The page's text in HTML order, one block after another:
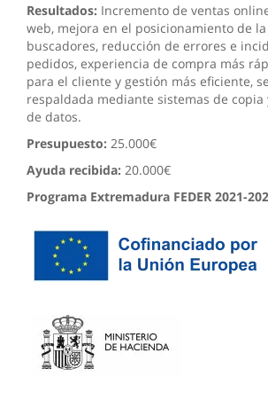
Resultados: Incremento de ventas
web, mejora en el posicionamiento de
buscadores, reducción de errores e
pedidos, experiencia de compra más
para el cliente y gestión más eficiente,
respaldada mediante sistemas de copia
de datos.
Presupuesto: 25.000€
Ayuda recibida: 20.000€
Programa Extremadura FEDER 2021-